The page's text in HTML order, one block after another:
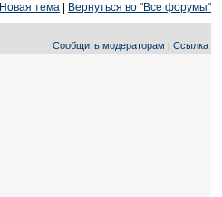
Новая тема
Вернуться во "Все форумы"
Сообщить модераторам | Ссылка